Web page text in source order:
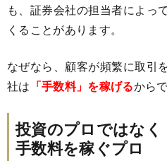
も、証券会社の担当者によっ
くることがあります。
なぜなら、顧客が頻繁に取引
社は 「手数料」を稼げるからで
投資のプロではなく
手数料を稼ぐプロ